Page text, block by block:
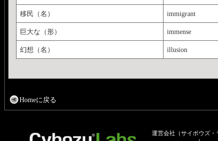
移民（名） immigrant
巨大な（形） immense
幻想（名） illusion
Homeに戻る
運営会社（サイボウズ・